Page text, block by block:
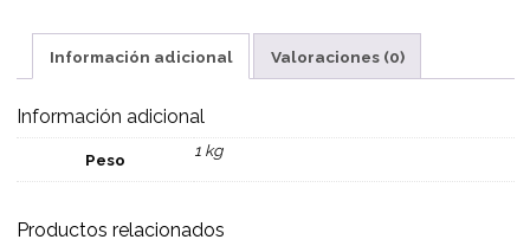
Información adicional Valoraciones (0)
Información adicional
Peso 1 kg
Productos relacionados